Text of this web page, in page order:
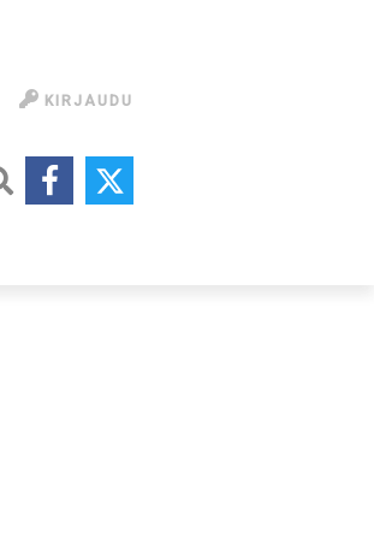
KIRJAUDU